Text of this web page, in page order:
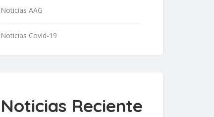
Noticias AAG
Noticias Covid-19
Noticias Reciente